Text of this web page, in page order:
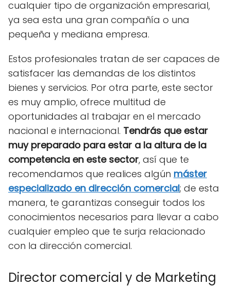
cualquier tipo de organización empresarial,
ya sea esta una gran compañía o una
pequeña y mediana empresa.
Estos profesionales tratan de ser capaces de
satisfacer las demandas de los distintos
bienes y servicios. Por otra parte, este sector
es muy amplio, ofrece multitud de
oportunidades al trabajar en el mercado
nacional e internacional. Tendrás que estar
muy preparado para estar a la altura de la
competencia en este sector, así que te
recomendamos que realices algún máster
especializado en dirección comercial; de esta
manera, te garantizas conseguir todos los
conocimientos necesarios para llevar a cabo
cualquier empleo que te surja relacionado
con la dirección comercial.
Director comercial y de Marketing